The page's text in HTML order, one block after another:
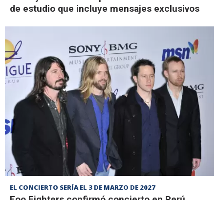
de estudio que incluye mensajes exclusivos
EL CONCIERTO SERÍA EL 3 DE MARZO DE 2027